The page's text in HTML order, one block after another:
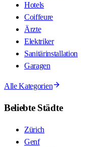
Hotels
Coiffeure
Ärzte
Elektriker
Sanitärinstallation
Garagen
Alle Kategorien
Beliebte Städte
Zürich
Genf